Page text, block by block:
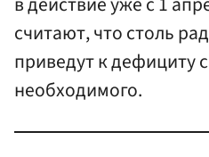
считают, что столь
приведут к дефициту
необходимого.